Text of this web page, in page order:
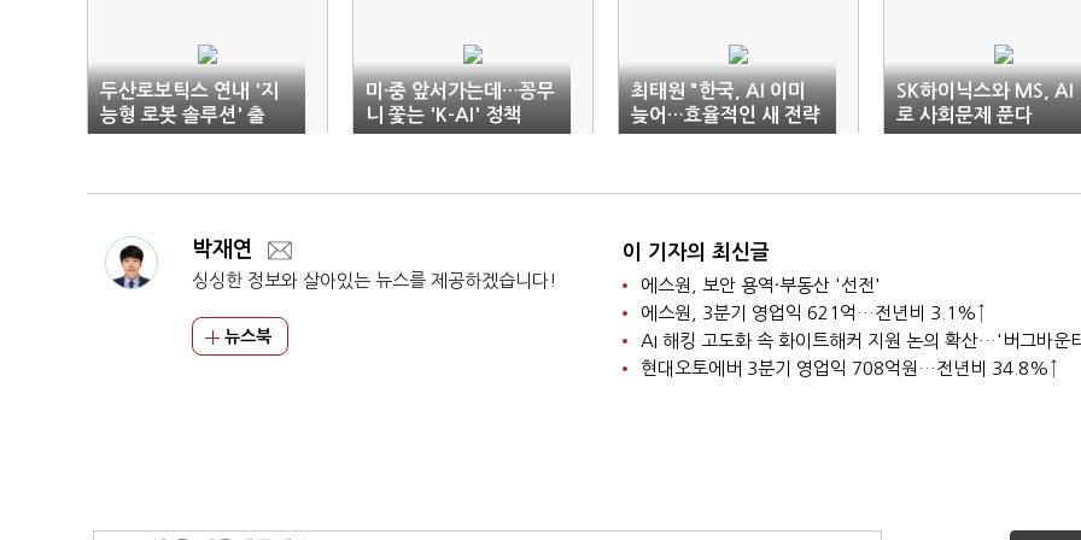
두산로보틱스 연내 '지
능형 로봇 솔루션' 출
시…휴머노이드 박차
미·중 앞서가는데…꽁무
니 쫓는 'K-AI' 정책
최태원 "한국, AI 이미
늦어…효율적인 새 전략
필요"
SK하이닉스와 MS, AI
로 사회문제 푼다
박재연
싱싱한 정보와 살아있는 뉴스를 제공하겠습니다!
뉴스북
이 기자의 최신글
에스원, 보안 용역·부동산 '선전'
에스원, 3분기 영업익 621억…전년비 3.1%↑
현대오토에버 3분기 영업익 708억원…전년비 34.8%↑